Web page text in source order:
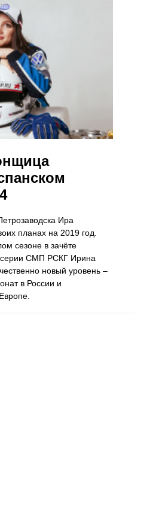
Ира
планах на 2019 год.
сезоне в зачёте
СМП РСКГ Ирина
новый уровень –
в России и